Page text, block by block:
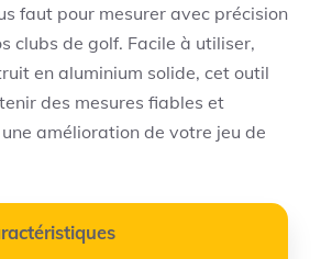
faut pour mesurer avec précision
clubs de golf. Facile à utiliser,
en aluminium solide, cet outil
des mesures fiables et
amélioration de votre jeu de